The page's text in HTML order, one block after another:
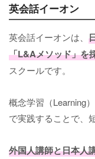
英会話イーオン
英会話イーオンは、
「L&Aメソッド」を
スクールです。
概念学習（Learning
で実践することで、
外国人講師と日本人